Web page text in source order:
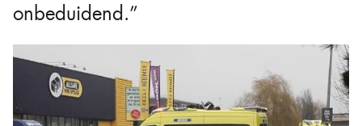
onbeduidend.”